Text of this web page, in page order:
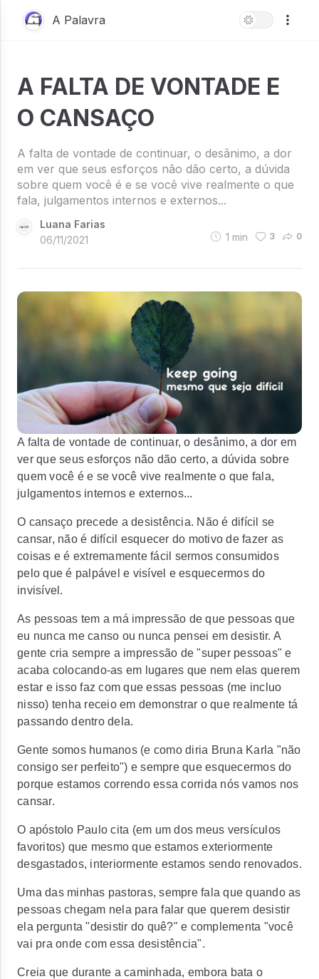
A Palavra
A FALTA DE VONTADE E
O CANSAÇO
A falta de vontade de continuar, o desânimo, a dor
em ver que seus esforços não dão certo, a dúvida
sobre quem você é e se você vive realmente o que
fala, julgamentos internos e externos...
Luana Farias
06/11/2021
1 min 3 0
A falta de vontade de continuar, o desânimo, a dor em
ver que seus esforços não dão certo, a dúvida sobre
quem você é e se você vive realmente o que fala,
julgamentos internos e externos...
O cansaço precede a desistência. Não é difícil se
cansar, não é difícil esquecer do motivo de fazer as
coisas e é extremamente fácil sermos consumidos
pelo que é palpável e visível e esquecermos do
invisível.
As pessoas tem a má impressão de que pessoas que
eu nunca me canso ou nunca pensei em desistir. A
gente cria sempre a impressão de "super pessoas" e
acaba colocando-as em lugares que nem elas querem
estar e isso faz com que essas pessoas (me incluo
nisso) tenha receio em demonstrar o que realmente tá
passando dentro dela.
Gente somos humanos (e como diria Bruna Karla "não
consigo ser perfeito") e sempre que esquecermos do
porque estamos correndo essa corrida nós vamos nos
cansar.
O apóstolo Paulo cita (em um dos meus versículos
favoritos) que mesmo que estamos exteriormente
desgastados, interiormente estamos sendo renovados.
Uma das minhas pastoras, sempre fala que quando as
pessoas chegam nela para falar que querem desistir
ela pergunta "desistir do quê?" e complementa "você
vai pra onde com essa desistência".
Creia que durante a caminhada, embora bata o